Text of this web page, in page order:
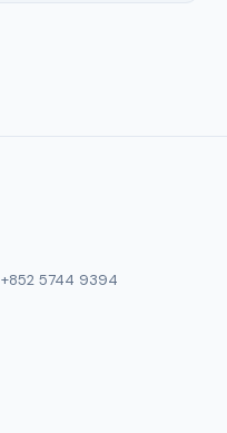
+852 5744 9394